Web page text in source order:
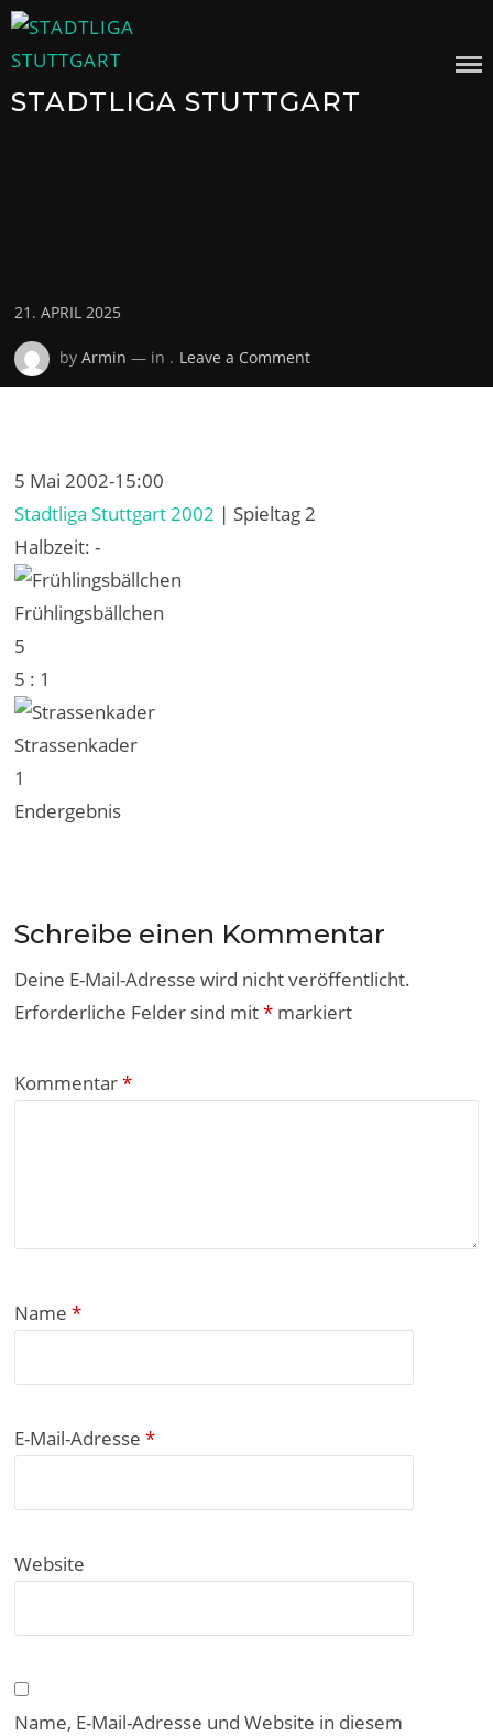
Skip
to
STADTLIGA STUTTGART
Posted
on
21. APRIL 2025
byArmin — in . Leave a Commenton
5 Mai 2002-15:00
Stadtliga Stuttgart 2002 | Spieltag 2
Halbzeit: -
Frühlingsbällchen
5
5 : 1
Strassenkader
1
Endergebnis
Schreibe einen Kommentar
Deine E-Mail-Adresse wird nicht veröffentlicht.
Erforderliche Felder sind mit* markiert
Kommentar*
Name*
E-Mail-Adresse*
Website
Name, E-Mail-Adresse und Website in diesem